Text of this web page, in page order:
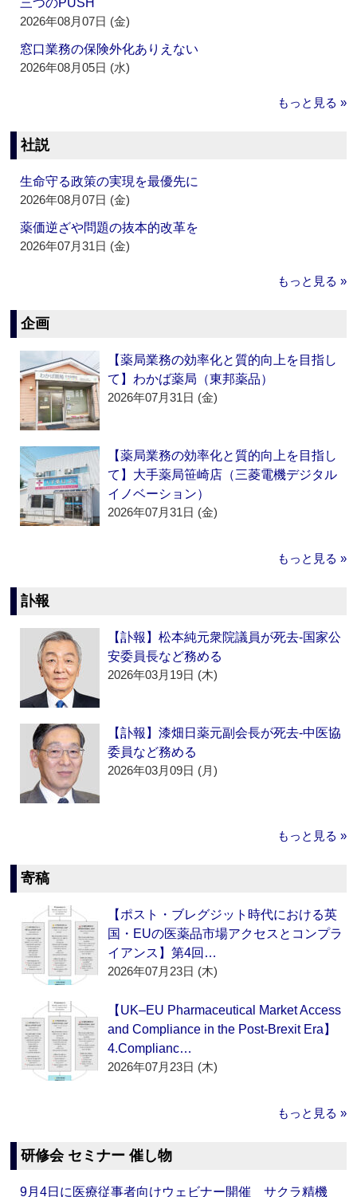
三つのPUSH
2026年08月07日 (金)
窓口業務の保険外化ありえない
2026年08月05日 (水)
もっと見る »
社説
生命守る政策の実現を最優先に
2026年08月07日 (金)
薬価逆ざや問題の抜本的改革を
2026年07月31日 (金)
もっと見る »
企画
【薬局業務の効率化と質的向上を目指し
て】わかば薬局（東邦薬品）
2026年07月31日 (金)
【薬局業務の効率化と質的向上を目指し
て】大手薬局笹崎店（三菱電機デジタル
イノベーション）
2026年07月31日 (金)
もっと見る »
訃報
【訃報】松本純元衆院議員が死去‐国家公
安委員長など務める
2026年03月19日 (木)
【訃報】漆畑日薬元副会長が死去‐中医協
委員など務める
2026年03月09日 (月)
もっと見る »
寄稿
【ポスト・ブレグジット時代における英
国・EUの医薬品市場アクセスとコンプラ
イアンス】第4回…
2026年07月23日 (木)
【UK–EU Pharmaceutical Market Access
and Compliance in the Post-Brexit Era】
4.Complianc…
2026年07月23日 (木)
もっと見る »
研修会 セミナー 催し物
9月4日に医療従事者向けウェビナー開催 サクラ精機